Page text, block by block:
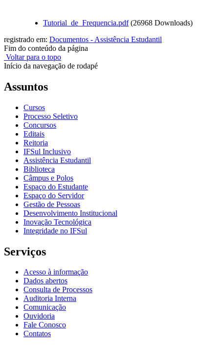
Tutorial_de_Frequencia.pdf (26968 Downloads)
registrado em: Documentos - Assistência Estudantil
Fim do conteúdo da página
Voltar para o topo
Início da navegação de rodapé
Assuntos
Cursos
Processo Seletivo
Concursos
Editais
Reitoria
IFSul Inclusivo
Assistência Estudantil
Biblioteca
Câmpus e Polos
Espaço do Estudante
Espaço do Servidor
Gestão de Pessoas
Desenvolvimento Institucional
Inovação Tecnológica
Integridade no IFSul
Serviços
Acesso à informação
Dados abertos
Consulta de Processos
Auditoria Interna
Comunicação
Ouvidoria
Fale Conosco
Contatos